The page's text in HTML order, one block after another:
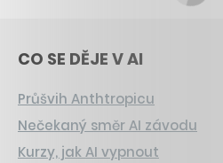
CO SE DĚJE V AI
Průšvih Anthtropicu
Nečekaný směr AI závodu
Kurzy, jak AI vypnout